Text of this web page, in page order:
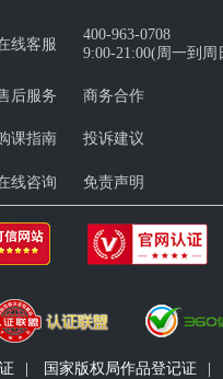
线客服
400-963-0708
9:00-21:00(周一到周
后服务 商务合作
课指南 投诉建议
线咨询 免责声明
国家版权局作品登记证